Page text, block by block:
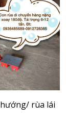
rùa lái